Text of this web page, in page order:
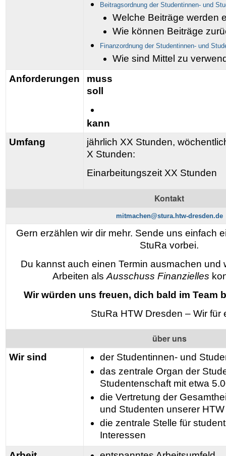
Beitragsordnung der Studentinnen- und
Welche Beiträge werden
Wie können Beiträge
Finanzordnung der Studentinnen- und
Wie sind Mittel zu
Anforderungen
muss
soll
kann
Umfang
jährlich XX Stunden,
X Stunden:
Einarbeitungszeit XX Stunden
Kontakt
mitmachen@stura.htw-dresden.de
Gern erzählen wir dir mehr. Sende uns einfach
StuRa vorbei.
Du kannst auch einen Termin ausmachen und
Arbeiten alsAusschuss Finanzielles
Wir würden uns freuen, dich bald im Team
StuRa HTW Dresden – Wir für
über uns
Wir sind
der Studentinnen- und
das zentrale Organ der
Studentenschaft mit etwa
die Vertretung der
und Studenten unserer
die zentrale Stelle für
Interessen